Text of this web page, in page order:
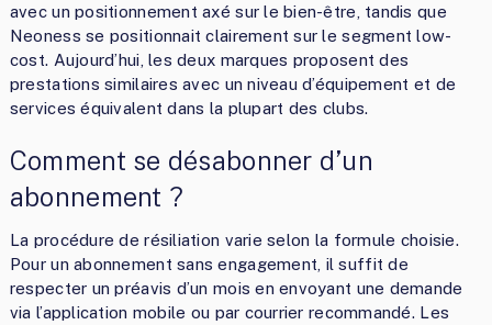
avec un positionnement axé sur le bien-être, tandis que
Neoness se positionnait clairement sur le segment low-
cost. Aujourd’hui, les deux marques proposent des
prestations similaires avec un niveau d’équipement et de
services équivalent dans la plupart des clubs.
Comment se désabonner d’un
abonnement ?
La procédure de résiliation varie selon la formule choisie.
Pour un abonnement sans engagement, il suffit de
respecter un préavis d’un mois en envoyant une demande
via l’application mobile ou par courrier recommandé. Les